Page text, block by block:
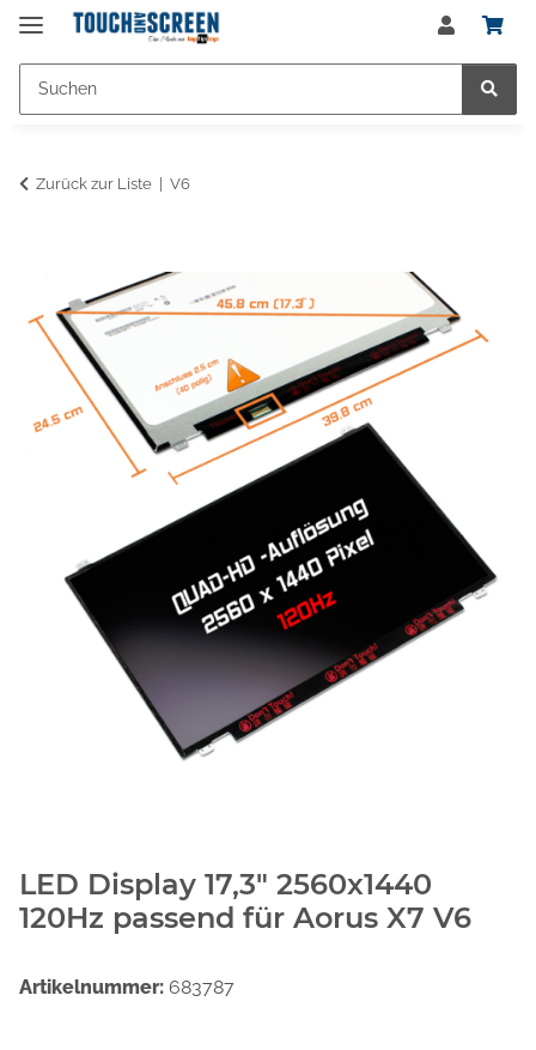
Zurück zur Liste V6
LED Display 17,3" 2560x1440
120Hz passend für Aorus X7 V6
Artikelnummer: 683787